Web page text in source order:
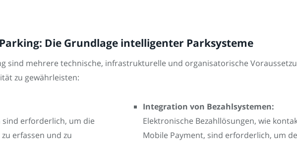
Die Grundlage intelligenter Parksysteme
sind mehrere technische, infrastrukturelle und organisatorische
zu gewährleisten:
erforderlich, um die
erfassen und zu
Integration von Bezahlsystemen:
Elektronische Bezahllösungen, wie
Mobile Payment, sind erforderlich, um